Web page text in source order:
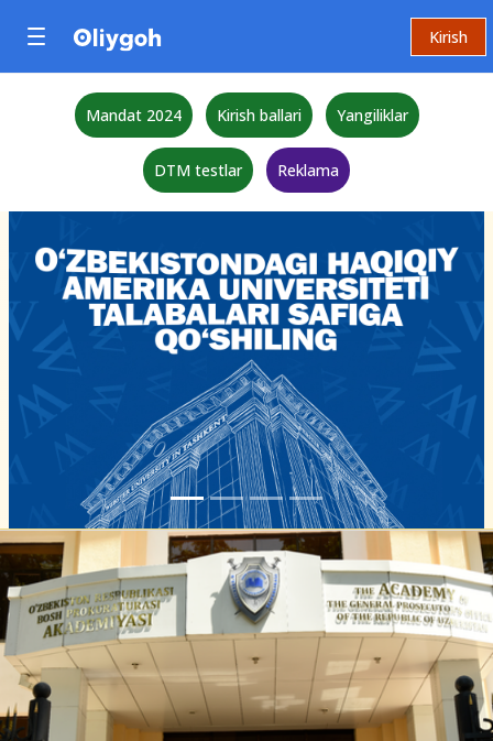
Kirish
Mandat 2024 Kirish ballari Yangiliklar
DTM testlar Reklama